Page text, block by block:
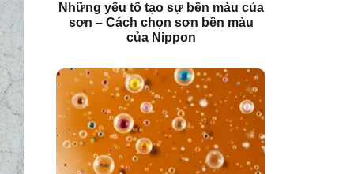
Những yếu tố tạo sự bền màu của
sơn – Cách chọn sơn bền màu
của Nippon